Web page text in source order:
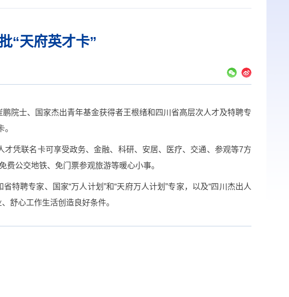
“天府英才卡”
院士、国家杰出青年基金获得者王根绪和四川省高层次人才及特聘专
。
凭联名卡可享受政务、金融、科研、安居、医疗、交通、参观等7方
费公交地铁、免门票参观旅游等暖心小事。
聘专家、国家“万人计划”和“天府万人计划”专家，以及“四川杰出人
舒心工作生活创造良好条件。